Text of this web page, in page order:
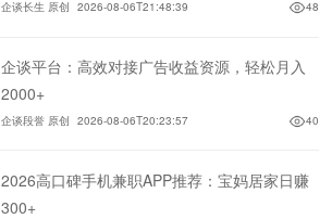
企谈长生 原创 2026-08-06T21:48:39 48
企谈平台：高效对接广告收益资源，轻松月入
2000+
企谈段誉 原创 2026-08-06T20:23:57 40
2026高口碑手机兼职APP推荐：宝妈居家日赚
300+